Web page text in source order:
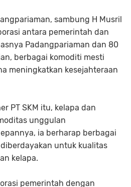
sambung H Musril
antara pemerintah dan
Padangpariaman dan 80
berbagai komoditi mesti
meningkatkan kesejahteraan
PT SKM itu, kelapa dan
unggulan
ia berharap berbagai
untuk kualitas
kelapa.
pemerintah dengan